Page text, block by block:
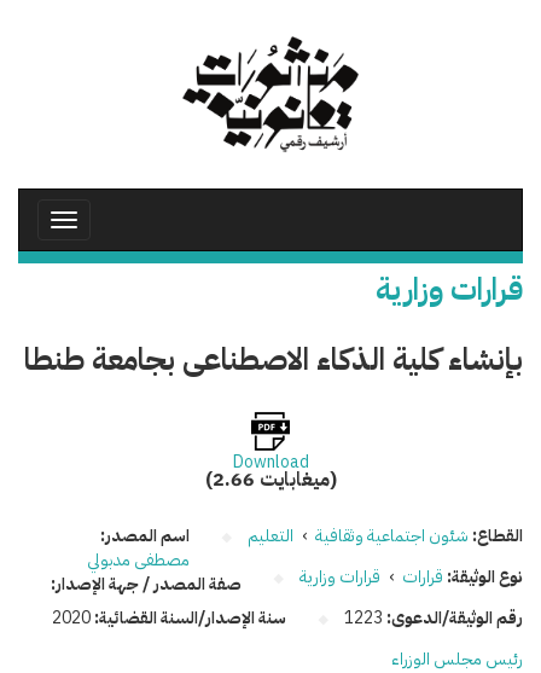
Toggle
قرارات وزارية
بإنشاء كلية الذكاء الاصطناعى بجامعة طنطا
Download
(2.66 ميغابايت)
القطاع: شئون اجتماعية وثقافية › التعليم
نوع الوثيقة: قرارات › قرارات وزارية
رقم الوثيقة/الدعوى: 1223 سنة الإصدار/السنة القضائية:2020
اسم المصدر:
مصطفى مدبولي
صفة المصدر / جهة الإصدار:
رئيس مجلس الوزراء